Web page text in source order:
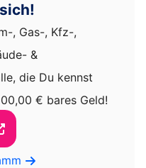
, Gas-, Kfz-,
&
die Du kennst
€ bares Geld!